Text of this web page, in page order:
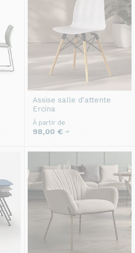
Assise salle d'attente
Ercina
À partir de
98,00 € HT